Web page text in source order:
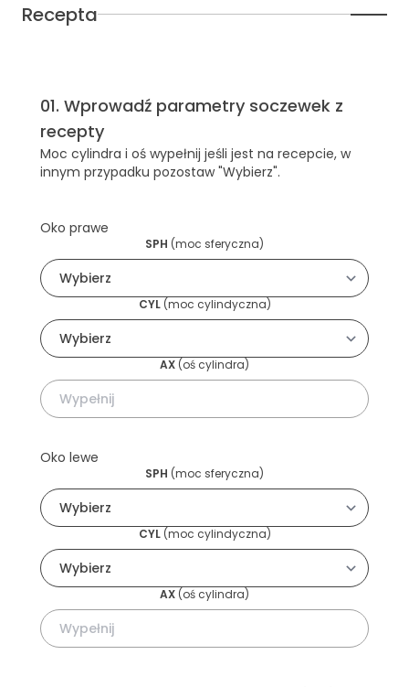
Recepta
01. Wprowadź parametry soczewek z
recepty
Moc cylindra i oś wypełnij jeśli jest na recepcie, w
innym przypadku pozostaw "Wybierz".
Oko prawe
SPH (moc sferyczna)
CYL(moc cylindyczna)
AX (oś cylindra)
Oko lewe
SPH (moc sferyczna)
CYL(moc cylindyczna)
AX (oś cylindra)